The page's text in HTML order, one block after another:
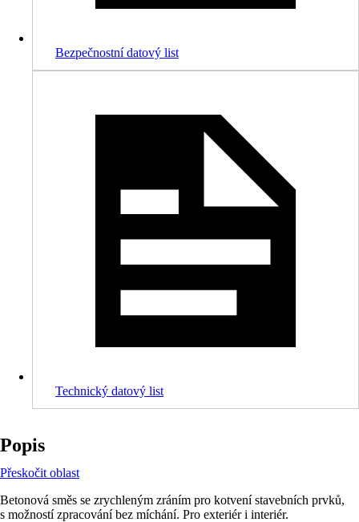
Bezpečnostní datový list
Technický datový list
Popis
Přeskočit oblast
Betonová směs se zrychleným zráním pro kotvení stavebních prvků,
s možností zpracování bez míchání. Pro exteriér i interiér.